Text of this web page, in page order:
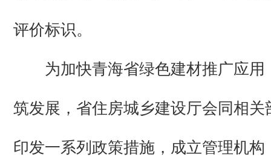
评价标识。
为加快青海省绿色建材推广应用
筑发展，省住房城乡建设厅会同相关
印发一系列政策措施，成立管理机构